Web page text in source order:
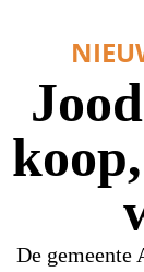
De gemeente